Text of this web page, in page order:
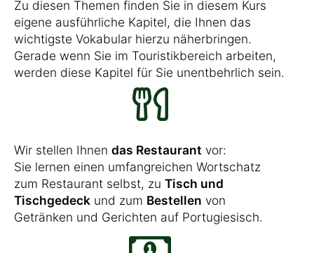
Zu diesen Themen finden Sie in diesem Kurs
eigene ausführliche Kapitel, die Ihnen das
wichtigste Vokabular hierzu näherbringen.
Gerade wenn Sie im Touristikbereich arbeiten,
werden diese Kapitel für Sie unentbehrlich sein.
Wir stellen Ihnen das Restaurant vor:
Sie lernen einen umfangreichen Wortschatz
zum Restaurant selbst, zu Tisch und
Tischgedeck und zum Bestellen von
Getränken und Gerichten auf Portugiesisch.